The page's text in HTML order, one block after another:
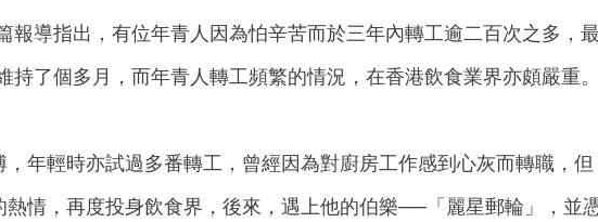
報導指出，有位年青人因為怕辛苦而於三年內轉工逾二百次之多，
持了個多月，而年青人轉工頻繁的情況，在香港飲食業界亦頗嚴重
年輕時亦試過多番轉工，曾經因為對廚房工作感到心灰而轉職，但
熱情，再度投身飲食界，後來，遇上他的伯樂──「麗星郵輪」，並